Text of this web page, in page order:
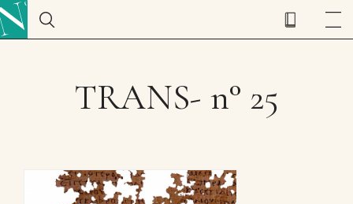
TRANS- n° 25